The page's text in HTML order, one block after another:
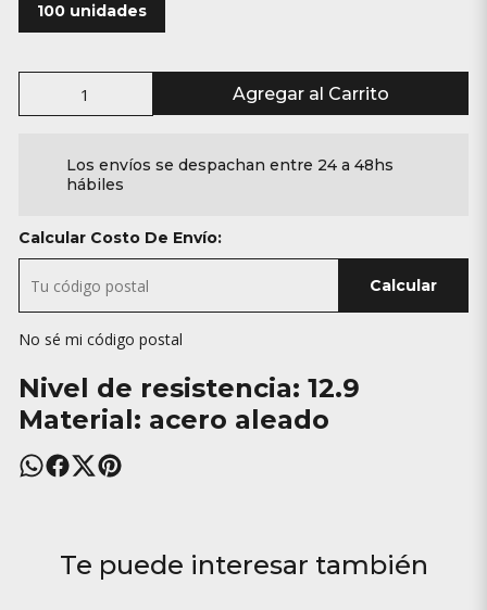
100 unidades
Agregar al Carrito
Los envíos se despachan entre 24 a 48hs
hábiles
Calcular Costo De Envío:
Calcular
No sé mi código postal
Nivel de resistencia: 12.9
Material: acero aleado
Te puede interesar también